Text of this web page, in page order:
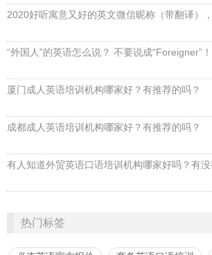
2020好听寓意又好的英文微信昵称（带翻译）
“外国人”的英语怎么说？ 不要说成“Foreigner”！
厦门成人英语培训机构哪家好？有推荐的吗？
成都成人英语培训机构哪家好？有推荐的吗？
热门标签